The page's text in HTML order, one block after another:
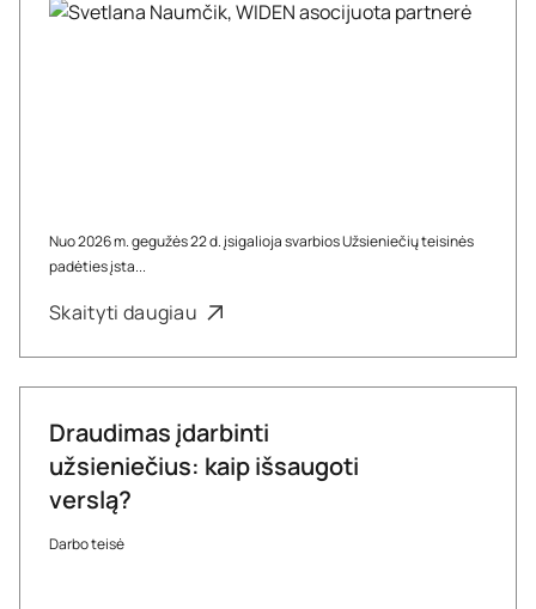
Nuo 2026 m. gegužės 22 d. įsigalioja svarbios Užsieniečių teisinės
padėties įsta...
Skaityti daugiau
Draudimas įdarbinti
užsieniečius: kaip išsaugoti
verslą?
Darbo teisė